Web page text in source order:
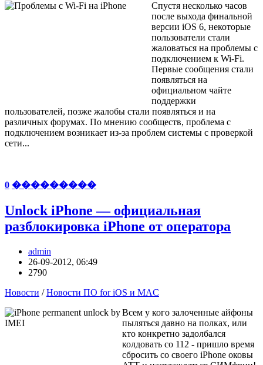
Спустя несколько часов
после выхода финальной
версии iOS 6, некоторые
пользователи стали
жаловаться на проблемы с
подключением к Wi-Fi.
Первые сообщения стали
появляться на
официальном чайте
поддержки
пользователей, позже жалобы стали появляться и на
различных форумах. По мнению сообществ, проблема с
подключением возникает из-за проблем системы с проверкой
сети...
0 ���������
Unlock iPhone — официальная
разблокировка iPhone от оператора
admin
26-09-2012, 06:49
2790
Новости /Новости ПО for iOS и MAC
Всем у кого залоченные айфоны
пыляться давно на полках, или
кто конкретно задолбался
колдовать со 112 - пришло время
сбросить со своего iPhone оковы